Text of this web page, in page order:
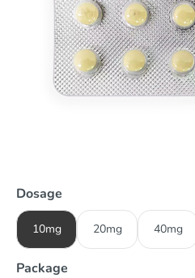
Dosage
10mg 20mg 40mg
Package